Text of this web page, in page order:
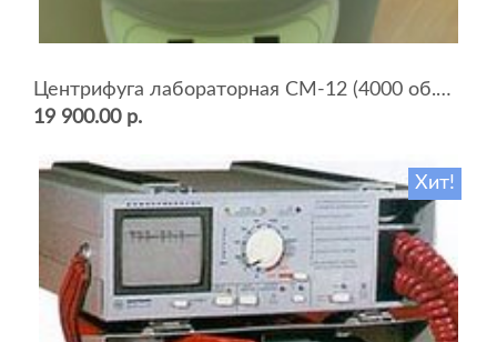
Центрифуга лабораторная СМ-12 (4000 об.мин, 12 пробирок)
19 900.00 р.
Хит!